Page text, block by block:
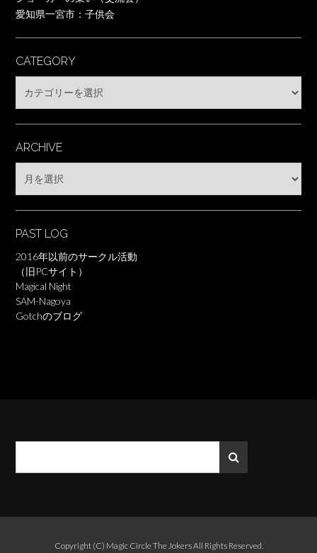
愛知県一宮市：子供会
CATEGORY
ARCHIVE
PAST LOG
2016年以前のサークル活動
（旧PCサイト）
Magical Night
SAM-Nagoya
Gotchのブログ
Copyright (C) Magic Circle The JokersAll Rights Reserved.